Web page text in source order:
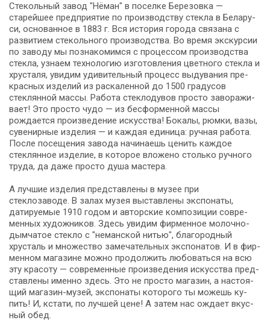
Стекольный за­вод "Нёман" в по­сел­ке Бе­ре­зов­ка —
старейшее пред­при­я­тие по про­из­вод­ству стек­ла в Бе­ла­ру­
си, основанное в 1883 г. Вся ис­то­рия го­ро­да свя­за­на с
развитием стекольного про­из­вод­ства. Во вре­мя экс­кур­сии
по за­во­ду мы познакомимся с процессом про­из­вод­ства
стек­ла, узна­ем технологию из­го­тов­ле­ния цвет­но­го стек­ла и
хрусталя, увидим удивительный про­цесс выдувания пре­
крас­ных из­де­лий из раскаленной до 1500 гра­ду­сов
стеклянной массы. Работа стеклодувов про­сто за­во­ра­жи­
ва­ет! Это про­сто чудо — из бесформенной массы
рождается про­из­ве­де­ние ис­кус­ства! Бокалы, рюмки, ва­зы,
су­ве­нир­ные из­де­лия — и каждая единица: ручная ра­бо­та.
После по­се­ще­ния за­во­да начинаешь ценить каждое
стеклянное из­де­лие, в ко­то­рое вложено столько ручного
тру­да, да да­же про­сто ду­ша ма­сте­ра.
А луч­шие из­де­лия пред­став­ле­ны в музее при
стеклозаводе. В за­лах му­зея вы­став­ле­ны экс­по­на­ты,
датируемые 1910 годом и авторские ком­по­зи­ции со­вре­
мен­ных ху­дож­ни­ков. Здесь увидим фирменное молочно-
дымчатое стекло с "неманской нитью", благородный
хрусталь и мно­же­ство за­ме­ча­тель­ных экс­по­на­тов. И в фир­
мен­ном магазине мож­но про­дол­жить любоваться на всю
эту кра­со­ту — со­вре­мен­ные произведения ис­кус­ства пред­
став­ле­ны имен­но здесь. Это не про­сто ма­га­зин, а на­сто­я­
щий магазин-музей, экс­по­на­ты ко­то­ро­го ты можешь ку­
пить! И, кстати, по луч­шей це­не! А затем нас ождает вкус­
ный обед.